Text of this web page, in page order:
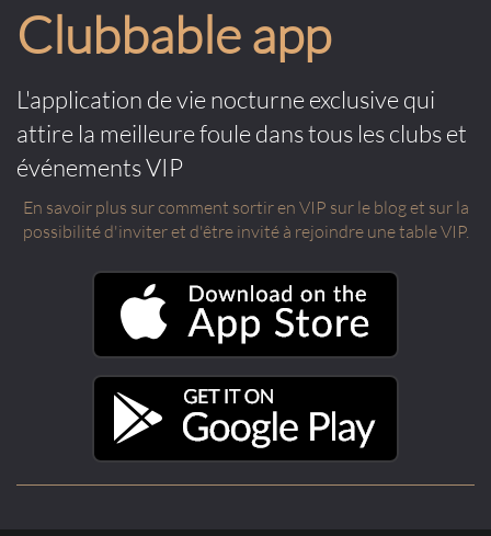
Clubbable app
L'application de vie nocturne exclusive qui
attire la meilleure foule dans tous les clubs et
événements VIP
En savoir plus sur comment sortir en VIP sur le blog et sur la
possibilité d'inviter et d'être invité à rejoindre une table VIP.